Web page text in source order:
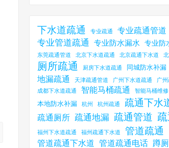
下水道疏通 专业疏通 专业疏通管道
专业管道疏通 专业防水漏水 专业防
东莞疏通管道 北京下水道疏通 北京疏通下水道
厕所疏通 厨房下水道疏通 同城防水补漏
地漏疏通 天津疏通管道 广州下水道疏通
广
成都下水道疏通
智能马桶疏通 智能马桶维修
本地防水补漏 杭州 杭州疏通 疏通下水
疏通厕所 疏通地漏 疏通管道
福州下水道疏通 福州疏通下水道 管道疏通
管道疏通下水道 管道疏通电话 蹲